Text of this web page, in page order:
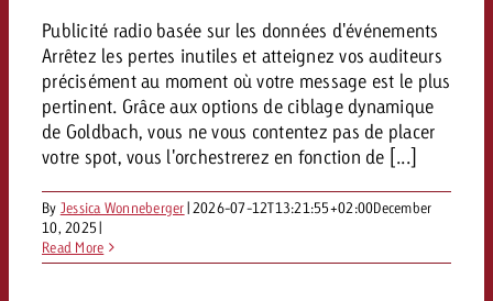
Publicité radio basée sur les données d'événements
Arrêtez les pertes inutiles et atteignez vos auditeurs
précisément au moment où votre message est le plus
pertinent. Grâce aux options de ciblage dynamique
de Goldbach, vous ne vous contentez pas de placer
votre spot, vous l'orchestrerez en fonction de [...]
By Jessica Wonneberger| 2026-07-12T13:21:55+02:00December
10, 2025|
Read More